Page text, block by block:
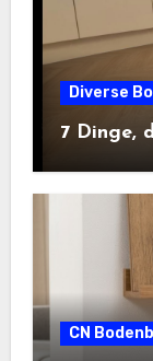
Diverse
7 Dinge,
CN